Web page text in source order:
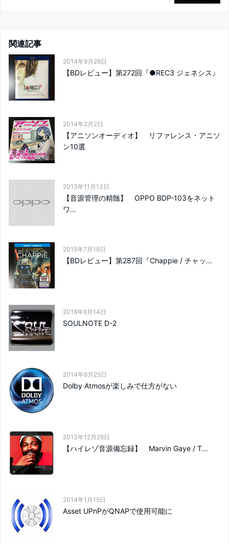
関連記事
2014年9月28日
【BDレビュー】第272回『●REC3 ジェネシス』
2014年2月2日
【アニソンオーディオ】 リファレンス・アニソ
ン10選
2013年11月13日
【音源管理の精髄】 OPPO BDP-103をネット
ワ...
2015年7月16日
【BDレビュー】第287回『Chappie / チャッ...
2018年6月14日
SOULNOTE D-2
2014年6月25日
Dolby Atmosが楽しみで仕方がない
2013年12月29日
【ハイレゾ音源備忘録】 Marvin Gaye / T...
2014年1月15日
Asset UPnPがQNAPで使用可能に